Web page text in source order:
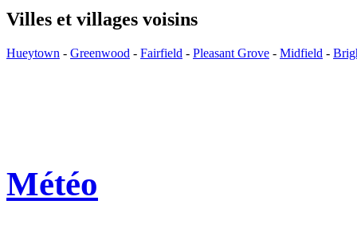
Villes et villages voisins
Hueytown - Greenwood - Fairfield - Pleasant Grove - Midfield -
Météo